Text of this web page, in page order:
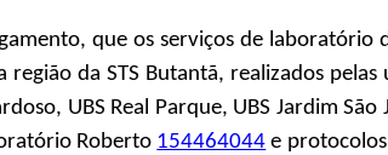
que os serviços de
da STS Butantã, realizados pelas
UBS Real Parque, UBS Jardim
Roberto 154464044 e